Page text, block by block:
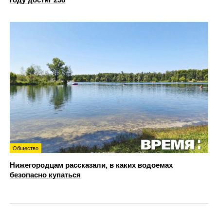
Общество
Нижегородцам рассказали, в каких водоемах
безопасно купаться